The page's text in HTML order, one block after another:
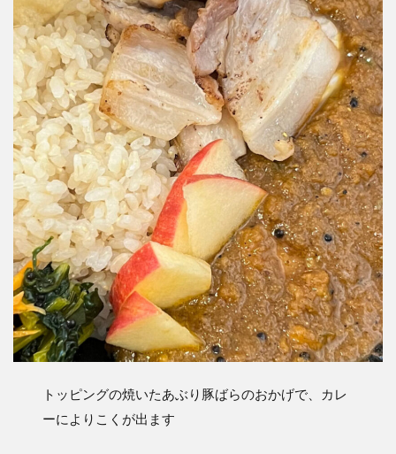
トッピングの焼いたあぶり豚ばらのおかげで、カレ
ーによりこくが出ます